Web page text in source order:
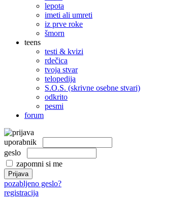
lepota
imeti ali umreti
iz prve roke
šmorn
teens
testi & kvizi
rdečica
tvoja stvar
telopedija
S.O.S. (skrivne osebne stvari)
odkrito
pesmi
forum
uporabnik
geslo
zapomni si me
pozabljeno geslo?
registracija